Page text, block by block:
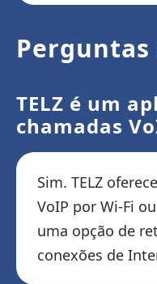
TELZ é um
chamadas
Sim. TELZ
VoIP por Wi-Fi
uma opção de
conexões de